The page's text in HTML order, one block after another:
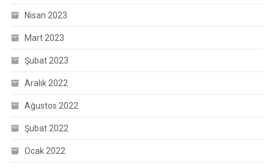
Nisan 2023
Mart 2023
Şubat 2023
Aralık 2022
Ağustos 2022
Şubat 2022
Ocak 2022